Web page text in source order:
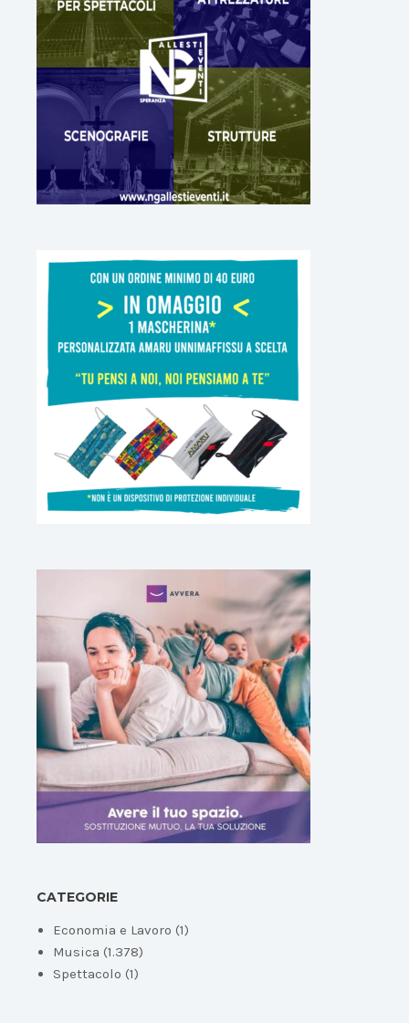
CATEGORIE
Economia e Lavoro (1)
Musica (1.378)
Spettacolo (1)